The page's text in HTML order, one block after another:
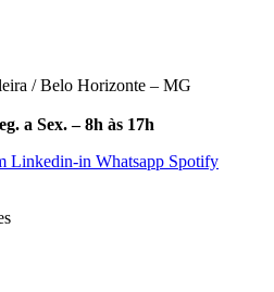
/ Belo Horizonte – MG
a Sex. – 8h às 17h
Linkedin-in Whatsapp Spotify